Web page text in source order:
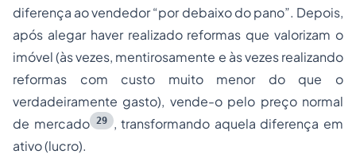
diferença ao vendedor“por debaixo do pano”. Depois,
após alegar haver realizado reformas que valorizam o
imóvel (às vezes, mentirosamente e às vezes realizando
reformas com custo muito menor do que o
verdadeiramente gasto), vende-o pelo preço normal
de mercado 29 , transformando aquela diferença em
ativo (lucro).